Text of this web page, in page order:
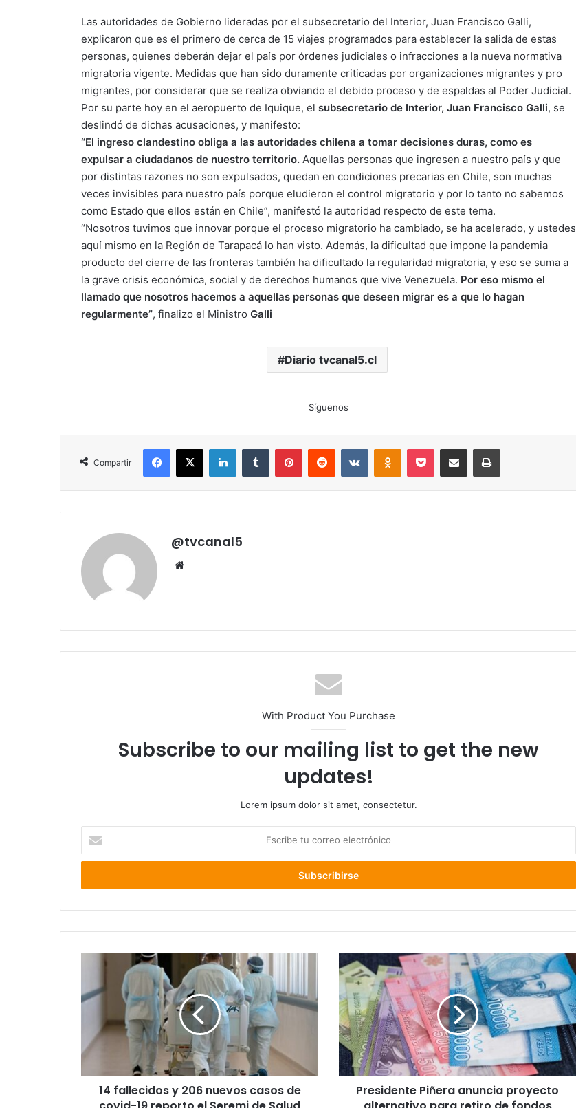
Las autoridades de Gobierno lideradas por el subsecretario del Interior, Juan Francisco Galli,
explicaron que es el primero de cerca de 15 viajes programados para establecer la salida de estas
personas, quienes deberán dejar el país por órdenes judiciales o infracciones a la nueva normativa
migratoria vigente. Medidas que han sido duramente criticadas por organizaciones migrantes y pro
migrantes, por considerar que se realiza obviando el debido proceso y de espaldas al Poder Judicial.
Por su parte hoy en el aeropuerto de Iquique, el subsecretario de Interior, Juan Francisco Galli, se
deslindó de dichas acusaciones, y manifesto:
“El ingreso clandestino obliga a las autoridades chilena a tomar decisiones duras, como es
expulsar a ciudadanos de nuestro territorio. Aquellas personas que ingresen a nuestro país y que
por distintas razones no son expulsados, quedan en condiciones precarias en Chile, son muchas
veces invisibles para nuestro país porque eludieron el control migratorio y por lo tanto no sabemos
como Estado que ellos están en Chile”, manifestó la autoridad respecto de este tema.
“Nosotros tuvimos que innovar porque el proceso migratorio ha cambiado, se ha acelerado, y ustedes
aquí mismo en la Región de Tarapacá lo han visto. Además, la dificultad que impone la pandemia
producto del cierre de las fronteras también ha dificultado la regularidad migratoria, y eso se suma a
la grave crisis económica, social y de derechos humanos que vive Venezuela. Por eso mismo el
llamado que nosotros hacemos a aquellas personas que deseen migrar es a que lo hagan
regularmente”, finalizo el Ministro Galli
Diario tvcanal5.cl
Síguenos
Compartir
Facebook
X LinkedInTumblr PinterestReddit VKontakteOdnoklassniki
Pocket Compartir por correo electrónicoImprimir
@tvcanal5
With Product You Purchase
Subscribe to our mailing list to get the new
updates!
Lorem ipsum dolor sit amet, consectetur.
correo
206
casos
de
covid-
19
reporto14 fallecidos y 206 nuevos casos de
Presidente
Piñera
anuncia
proyecto
alternativo
para
retiro
de
fondos
previsionales
Presidente Piñera anuncia proyecto